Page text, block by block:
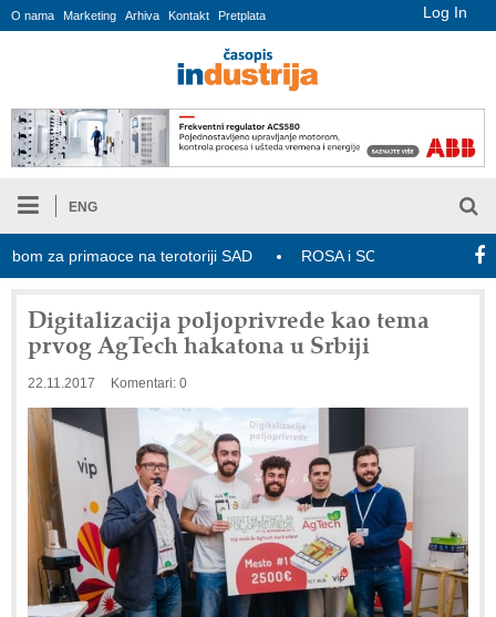
Log In
O nama Marketing Arhiva Kontakt Pretplata
ENG
primaoce na terotoriji SAD ROSA i SCHUNK podižu
Digitalizacija poljoprivrede kao tema
prvog AgTech hakatona u Srbiji
22.11.2017 Komentari: 0